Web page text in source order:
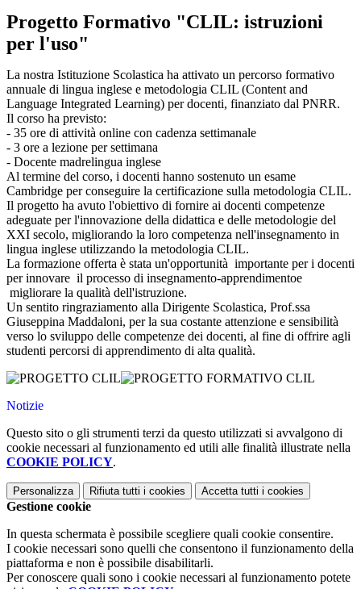
Progetto Formativo "CLIL: istruzioni
per l'uso"
La nostra Istituzione Scolastica ha attivato un percorso formativo
annuale di lingua inglese e metodologia CLIL (Content and
Language Integrated Learning) per docenti, finanziato dal PNRR.
Il corso ha previsto:
- 35 ore di attività online con cadenza settimanale
- 3 ore a lezione per settimana
- Docente madrelingua inglese
Al termine del corso, i docenti hanno sostenuto un esame
Cambridge per conseguire la certificazione sulla metodologia CLIL.
Il progetto ha avuto l'obiettivo di fornire ai docenti competenze
adeguate per l'innovazione della didattica e delle metodologie del
XXI secolo, migliorando la loro competenza nell'insegnamento in
lingua inglese utilizzando la metodologia CLIL.
La formazione offerta è stata un'opportunità importante per i docenti
per innovare il processo di insegnamento-apprendimentoe
migliorare la qualità dell'istruzione.
Un sentito ringraziamento alla Dirigente Scolastica, Prof.ssa
Giuseppina Maddaloni, per la sua costante attenzione e sensibilità
verso lo sviluppo delle competenze dei docenti, al fine di offrire agli
studenti percorsi di apprendimento di alta qualità.
Notizie
Questo sito o gli strumenti terzi da questo utilizzati si avvalgono di
cookie necessari al funzionamento ed utili alle finalità illustrate nella
COOKIE POLICY.
Personalizza Rifiuta tutti i cookies Accetta tutti i cookies
Gestione cookie
In questa schermata è possibile scegliere quali cookie consentire.
I cookie necessari sono quelli che consentono il funzionamento della
piattaforma e non è possibile disabilitarli.
Per conoscere quali sono i cookie necessari al funzionamento potete